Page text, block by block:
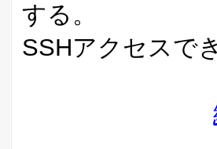
する。
SSHアクセスで